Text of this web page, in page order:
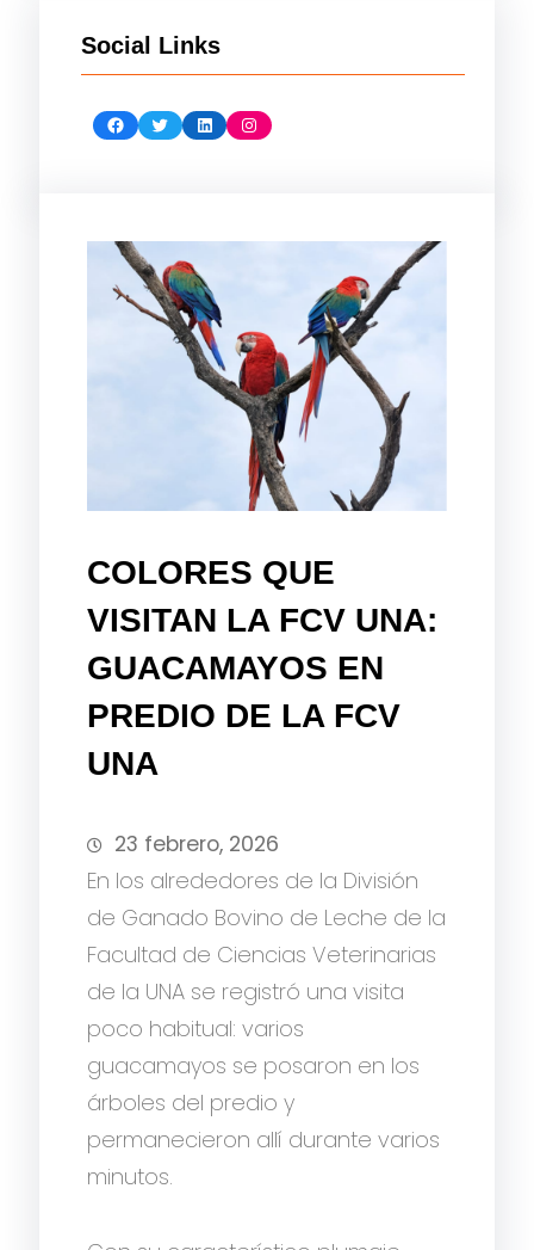
Social Links
Facebook Twitter LinkedIn Instagram
COLORES QUE
VISITAN LA FCV UNA:
GUACAMAYOS EN
PREDIO DE LA FCV
UNA
23 febrero, 2026
En los alrededores de la División
de Ganado Bovino de Leche de la
Facultad de Ciencias Veterinarias
de la UNA se registró una visita
poco habitual: varios
guacamayos se posaron en los
árboles del predio y
permanecieron allí durante varios
minutos.